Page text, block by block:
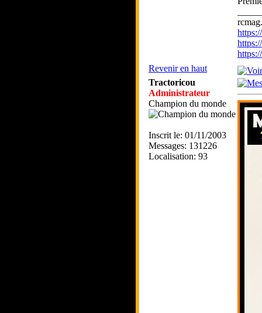
Revenir en haut
Tractoricou
Administrateur
Champion du monde
Inscrit le: 01/11/2003
Messages: 131226
Localisation: 93